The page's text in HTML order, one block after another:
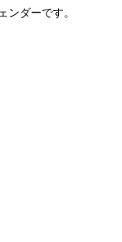
ダーです。